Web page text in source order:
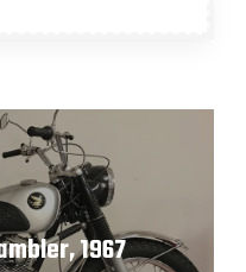
1967